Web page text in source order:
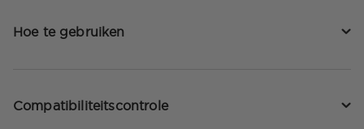
Hoe te gebruiken
Compatibiliteitscontrole